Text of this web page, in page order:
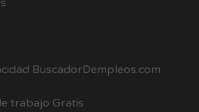
BuscadorDempleos.com
trabajo Gratis